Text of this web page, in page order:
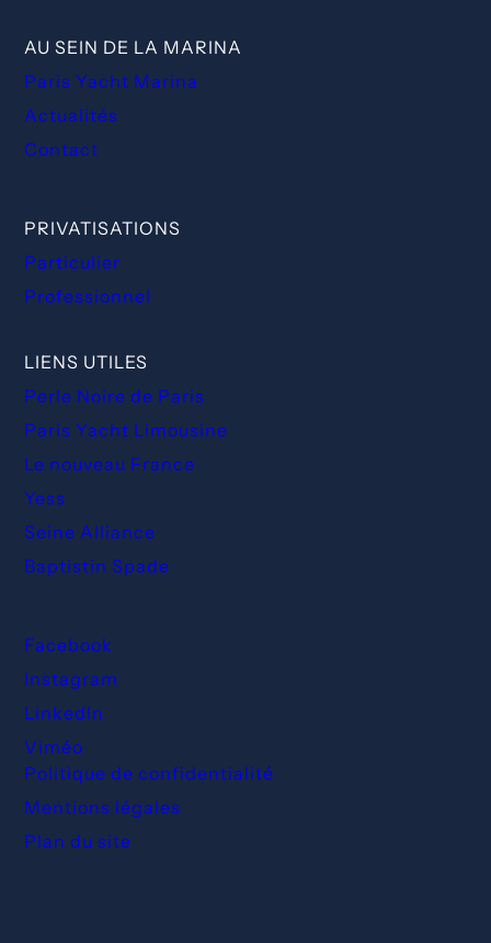
AU SEIN DE LA MARINA
Paris Yacht Marina
Actualités
Contact
PRIVATISATIONS
Particulier
Professionnel
LIENS UTILES
Perle Noire de Paris
Paris Yacht Limousine
Le nouveau France
Yess
Seine Alliance
Baptistin Spade
Facebook
Instagram
LinkedIn
Viméo
Politique de confidentialité
Mentions légales
Plan du site